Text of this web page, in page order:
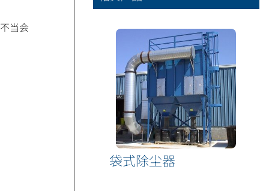
当会
袋式除尘器